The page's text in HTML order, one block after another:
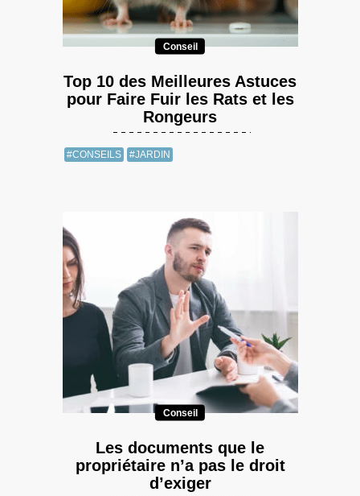
Conseil
Top 10 des Meilleures Astuces
pour Faire Fuir les Rats et les
Rongeurs
#CONSEILS #JARDIN
Conseil
Les documents que le
propriétaire n’a pas le droit
d’exiger